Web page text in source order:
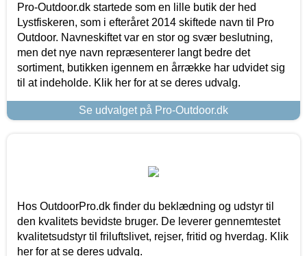
Pro-Outdoor.dk startede som en lille butik der hed
Lystfiskeren, som i efteråret 2014 skiftede navn til Pro
Outdoor. Navneskiftet var en stor og svær beslutning,
men det nye navn repræsenterer langt bedre det
sortiment, butikken igennem en årrække har udvidet sig
til at indeholde. Klik her for at se deres udvalg.
Se udvalget på Pro-Outdoor.dk
Hos OutdoorPro.dk finder du beklædning og udstyr til
den kvalitets bevidste bruger. De leverer gennemtestet
kvalitetsudstyr til friluftslivet, rejser, fritid og hverdag. Klik
her for at se deres udvalg.